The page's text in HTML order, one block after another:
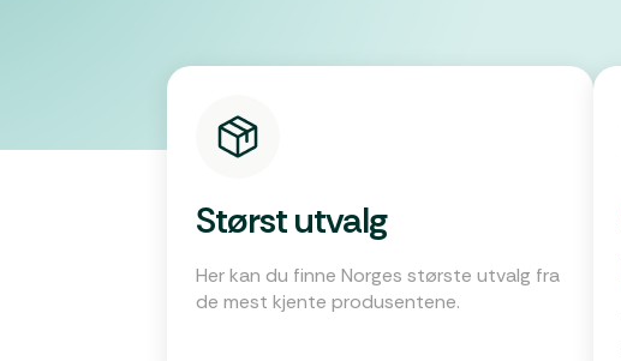
Størst utvalg
Her kan du finne Norges største utvalg fra
de mest kjente produsentene.